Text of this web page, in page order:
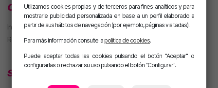
CLUB MOTIVA
Iniciar sesión
Regístrate
SECCIONES
Utilizamos cookies propias y de terceros para fines analíticos y para
mostrarle publicidad personalizada en base a un perfil elaborado a
partir de sus hábitos de navegación (por ejemplo, páginas visitadas).
Para más información consulte la política de cookies.
Puede aceptar todas las cookies pulsando el botón "Aceptar" o
configurarlas o rechazar su uso pulsando el botón "Configurar".